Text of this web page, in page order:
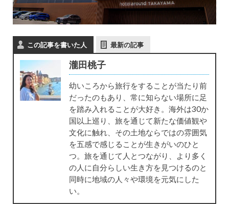
この記事を書いた人 最新の記事
瀧田桃子
幼いころから旅行をすることが当たり前
だったのもあり、常に知らない場所に足
を踏み入れることが大好き。海外は30か
国以上巡り、旅を通じて新たな価値観や
文化に触れ、その土地ならではの雰囲気
を五感で感じることが生きがいのひと
つ。旅を通じて人とつながり、より多く
の人に自分らしい生き方を見つけるのと
同時に地域の人々や環境を元気にした
い。